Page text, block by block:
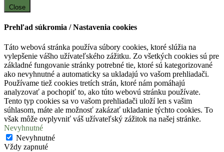
Close
Prehľad súkromia / Nastavenia cookies
Táto webová stránka používa súbory cookies, ktoré slúžia na
vylepšenie vášho užívateľského zážitku. Zo všetkých cookies sú pre
základné fungovanie stránky potrebné tie, ktoré sú kategorizované
ako nevyhnutné a automaticky sa ukladajú vo vašom prehliadači.
Používame tiež cookies tretích strán, ktoré nám pomáhajú
analyzovať a pochopiť to, ako túto webovú stránku používate.
Tento typ cookies sa vo vašom prehliadači uloží len s vašim
súhlasom, máte ale možnosť zakázať ukladanie týchto cookies. To
však môže ovplyvniť váš užívateľský zážitok na našej stránke.
Nevyhnutné
Nevyhnutné
Vždy zapnuté